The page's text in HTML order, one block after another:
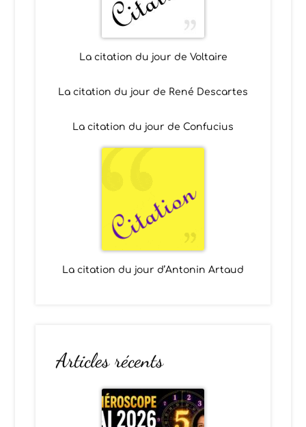
La citation du jour de Voltaire
La citation du jour de René Descartes
La citation du jour de Confucius
La citation du jour d’Antonin Artaud
Articles récents